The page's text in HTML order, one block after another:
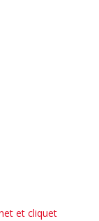
et cliquet